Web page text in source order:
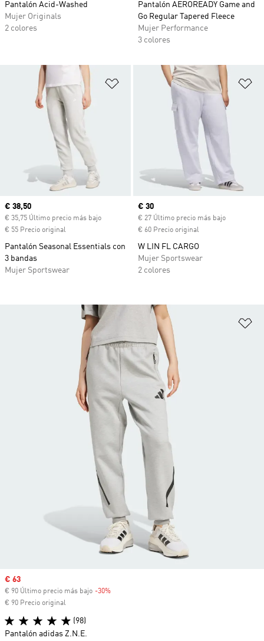
Pantalón Acid-Washed
Mujer Originals
2 colores
Pantalón AEROREADY Game and
Go Regular Tapered Fleece
Mujer Performance
3 colores
Añadir a la lista de deseos
Precio actual
€ 38,50
€ 35,75 Último precio más bajo
€ 55 Precio original
Pantalón Seasonal Essentials con
3 bandas
Mujer Sportswear
Precio actual
€ 30
€ 27 Último precio más bajo
€ 60 Precio original
W LIN FL CARGO
Mujer Sportswear
2 colores
Precio de venta
€ 63
€ 90 Último precio más bajo -30%
€ 90 Precio original
(98)
Pantalón adidas Z.N.E.